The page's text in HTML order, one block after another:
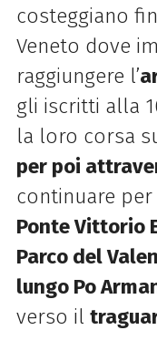
costeggiano
Veneto dove
raggiungere l’
gli iscritti alla
la loro corsa
per poi
continuare per
Ponte Vittorio
Parco del
lungo Po
verso il